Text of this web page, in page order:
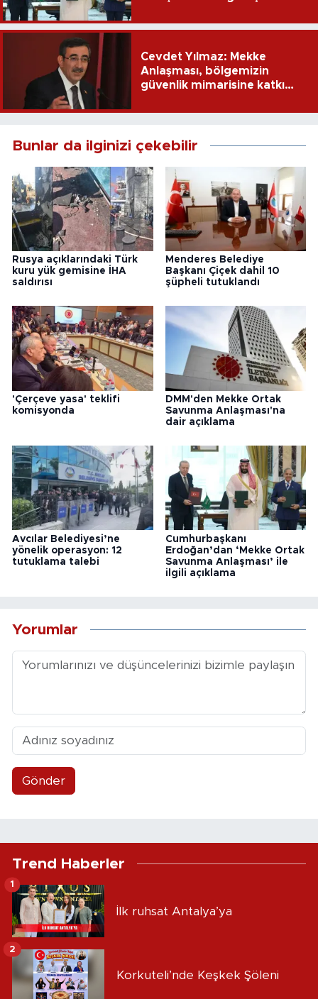
Cevdet Yılmaz: Mekke
Anlaşması, bölgemizin
güvenlik mimarisine katkı
Bunlar da ilginizi çekebilir
Rusya açıklarındaki Türk
kuru yük gemisine İHA
saldırısı
Menderes Belediye
Başkanı Çiçek dahil 10
şüpheli tutuklandı
'Çerçeve yasa' teklifi
komisyonda
DMM'den Mekke Ortak
Savunma Anlaşması'na
dair açıklama
Avcılar Belediyesi’ne
yönelik operasyon: 12
tutuklama talebi
Cumhurbaşkanı
Erdoğan’dan ‘Mekke Ortak
Savunma Anlaşması’ ile
ilgili açıklama
Yorumlar
Gönder
Trend Haberler
İlk ruhsat Antalya’ya
1
Korkuteli’nde Keşkek Şöleni
2